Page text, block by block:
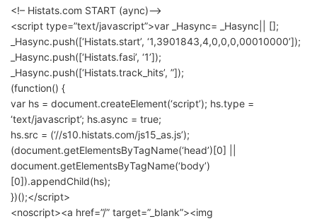
<!– Histats.com START (aync)–>
<script type=”text/javascript”>var _Hasync= _Hasync|| [];
_Hasync.push([‘Histats.start’, ‘1,3901843,4,0,0,0,00010000’]);
_Hasync.push([‘Histats.fasi’, ‘1’]);
_Hasync.push([‘Histats.track_hits’, ”]);
(function() {
var hs = document.createElement(‘script’); hs.type =
‘text/javascript’; hs.async = true;
hs.src = (‘//s10.histats.com/js15_as.js’);
(document.getElementsByTagName(‘head’)[0] ||
document.getElementsByTagName(‘body’)
[0]).appendChild(hs);
})();</script>
<noscript><a href=”/” target=”_blank”><img